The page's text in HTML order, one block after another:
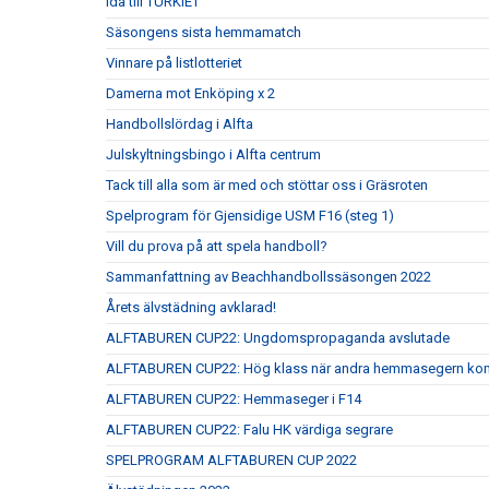
Säsongens sista hemmamatch
Vinnare på listlotteriet
Damerna mot Enköping x 2
Handbollslördag i Alfta
Julskyltningsbingo i Alfta centrum
Tack till alla som är med och stöttar oss i Gräsroten
Spelprogram för Gjensidige USM F16 (steg 1)
Vill du prova på att spela handboll?
Sammanfattning av Beachhandbollssäsongen 2022
Årets älvstädning avklarad!
ALFTABUREN CUP22: Ungdomspropaganda avslutade
ALFTABUREN CUP22: Hög klass när andra hemmasegern
ALFTABUREN CUP22: Hemmaseger i F14
ALFTABUREN CUP22: Falu HK värdiga segrare
SPELPROGRAM ALFTABUREN CUP 2022